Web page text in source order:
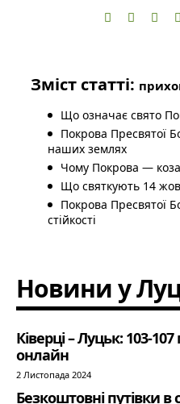
Зміст статті:
Що означає свято
Покрова Пресвятої
наших землях
Чому Покрова —
Що святкують 14
Покрова Пресвятої
стійкості
Новини у
Ківерці – Луцьк: 103-
онлайн
2 Листопада 2024
Безкоштовні путівки в